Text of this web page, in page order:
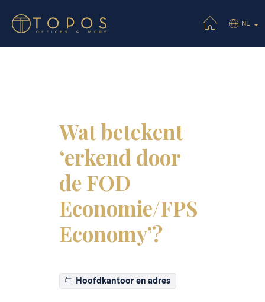
NL
Wat betekent
‘erkend door
de FOD
Economie/FPS
Economy’?
Hoofdkantoor en adres